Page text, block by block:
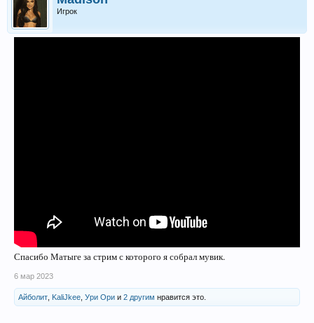
Игрок
Спасибо Матыге за стрим с которого я собрал мувик.
6 мар 2023
Айболит KaliJkee Ури Ори и 2 другим нравится это.